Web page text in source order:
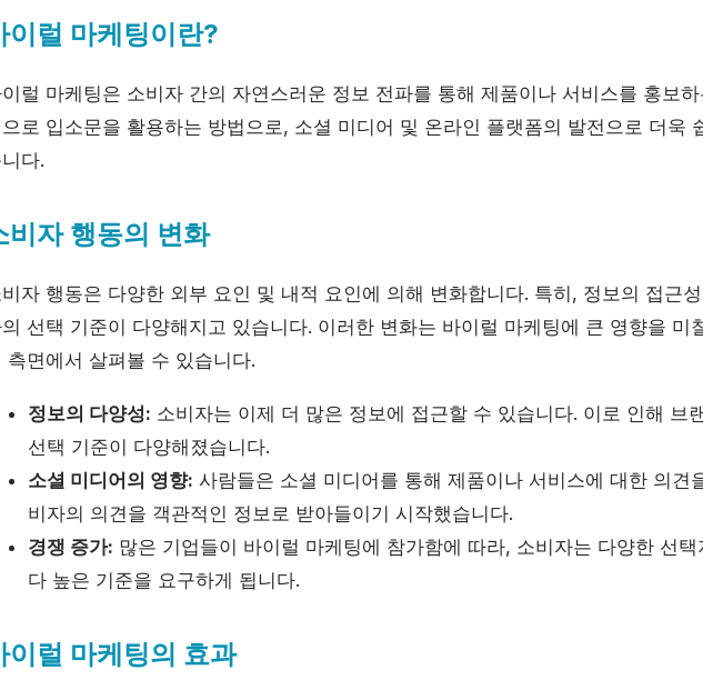
이럴 마케팅이란?
럴 마케팅은 소비자 간의 자연스러운 정보 전파를 통해 제품이나 서비스를 홍보
로 입소문을 활용하는 방법으로, 소셜 미디어 및 온라인 플랫폼의 발전으로 더욱
다.
비자 행동의 변화
자 행동은 다양한 외부 요인 및 내적 요인에 의해 변화합니다. 특히, 정보의 접근
선택 기준이 다양해지고 있습니다. 이러한 변화는 바이럴 마케팅에 큰 영향을 미
측면에서 살펴볼 수 있습니다.
정보의 다양성: 소비자는 이제 더 많은 정보에 접근할 수 있습니다. 이로 인해 브
선택 기준이 다양해졌습니다.
소셜 미디어의 영향: 사람들은 소셜 미디어를 통해 제품이나 서비스에 대한 의견
비자의 의견을 객관적인 정보로 받아들이기 시작했습니다.
경쟁 증가: 많은 기업들이 바이럴 마케팅에 참가함에 따라, 소비자는 다양한 선
다 높은 기준을 요구하게 됩니다.
이럴 마케팅의 효과